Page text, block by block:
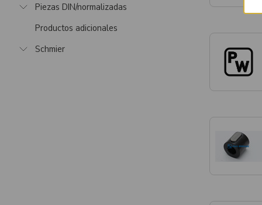
Piezas DIN/normalizadas
Productos adicionales
Schmier